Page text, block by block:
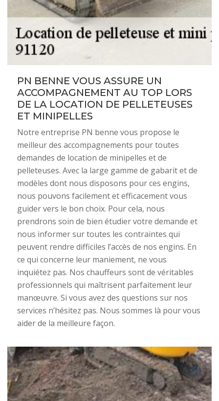
PN BENNE VOUS ASSURE UN
ACCOMPAGNEMENT AU TOP LORS
DE LA LOCATION DE PELLETEUSES
ET MINIPELLES
Notre entreprise PN benne vous propose le
meilleur des accompagnements pour toutes
demandes de location de minipelles et de
pelleteuses. Avec la large gamme de gabarit et de
modèles dont nous disposons pour ces engins,
nous pouvons facilement et efficacement vous
guider vers le bon choix. Pour cela, nous
prendrons soin de bien étudier votre demande et
nous informer sur toutes les contraintes qui
peuvent rendre difficiles l’accès de nos engins. En
ce qui concerne leur maniement, ne vous
inquiétez pas. Nos chauffeurs sont de véritables
professionnels qui maîtrisent parfaitement leur
manœuvre. Si vous avez des questions sur nos
services n’hésitez pas. Nous sommes là pour vous
aider de la meilleure façon.